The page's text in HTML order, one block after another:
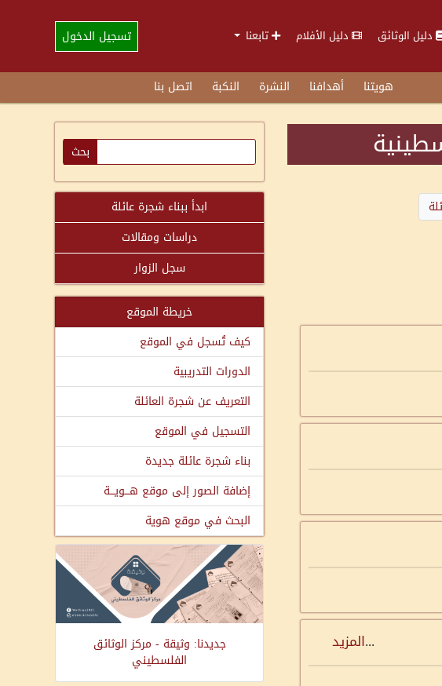
دليل الوثائق دليل الأفلام تابعنا تسجيل الدخول
هويتنا أهدافنا النشرة النكبة اتصل بنا
...المزيد
ابدأ ببناء شجرة عائلة
دراسات ومقالات
سجل الزوار
خريطة الموقع
كيف تُسجل في الموقع
الدورات التدريبية
التعريف عن شجرة العائلة
التسجيل في الموقع
بناء شجرة عائلة جديدة
إضافة الصور إلى موقع هـــويـــة
البحث في موقع هوية
جديدنا: وثيقة - مركز الوثائق
الفلسطيني